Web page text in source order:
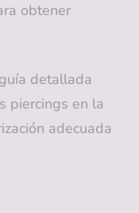
obtener
detallada
piercings en la
adecuada